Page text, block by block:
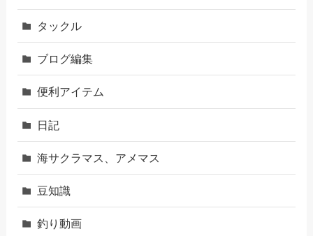
タックル
ブログ編集
便利アイテム
日記
海サクラマス、アメマス
豆知識
釣り動画